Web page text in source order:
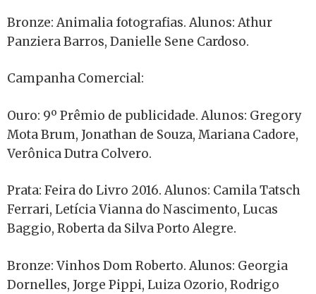
Bronze: Animalia fotografias. Alunos: Athur
Panziera Barros, Danielle Sene Cardoso.
Campanha Comercial:
Ouro: 9º Prêmio de publicidade. Alunos: Gregory
Mota Brum, Jonathan de Souza, Mariana Cadore,
Verônica Dutra Colvero.
Prata: Feira do Livro 2016. Alunos: Camila Tatsch
Ferrari, Letícia Vianna do Nascimento, Lucas
Baggio, Roberta da Silva Porto Alegre.
Bronze: Vinhos Dom Roberto. Alunos: Georgia
Dornelles, Jorge Pippi, Luiza Ozorio, Rodrigo